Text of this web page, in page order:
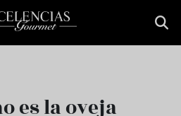
es la oveja